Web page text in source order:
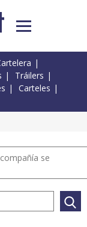
Tráilers
Carteles
se